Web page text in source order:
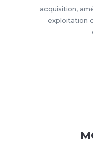
acquisition,
exploitation